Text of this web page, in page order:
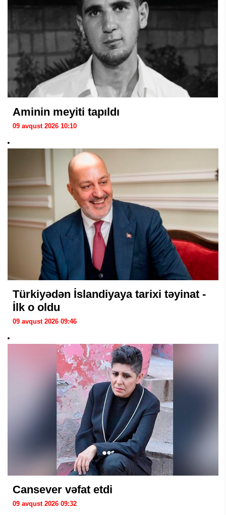
Aminin meyiti tapıldı
09 avqust 2026 10:10
Türkiyədən İslandiyaya tarixi təyinat -
İlk o oldu
09 avqust 2026 09:46
Cansever vəfat etdi
09 avqust 2026 09:32